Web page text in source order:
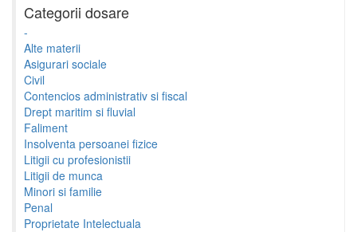
Categorii dosare
-
Alte materii
Asigurari sociale
Civil
Contencios administrativ si fiscal
Drept maritim si fluvial
Faliment
Insolventa persoanei fizice
Litigii cu profesionistii
Litigii de munca
Minori si familie
Penal
Proprietate Intelectuala